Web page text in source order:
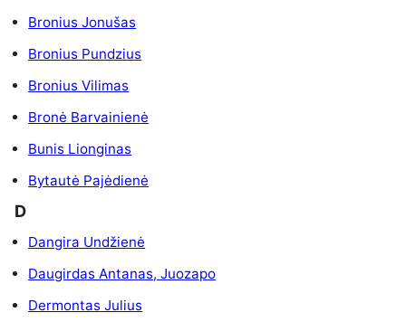
Bronius Jonušas
Bronius Pundzius
Bronius Vilimas
Bronė Barvainienė
Bunis Lionginas
Bytautė Pajėdienė
D
Dangira Undžienė
Daugirdas Antanas, Juozapo
Dermontas Julius